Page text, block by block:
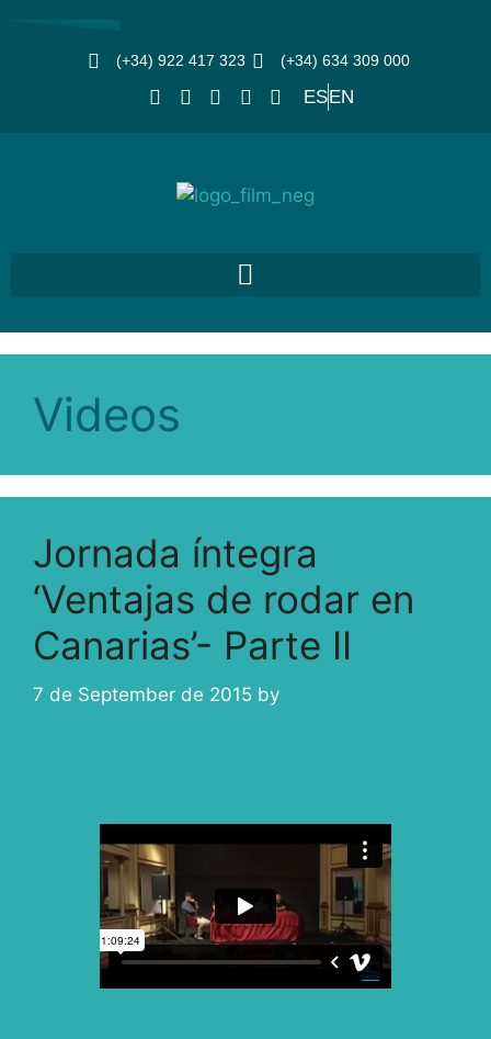
(+34) 922 417 323 (+34) 634 309 000
ESEN
Videos
Jornada íntegra
‘Ventajas de rodar en
Canarias’- Parte II
7 de September de 2015 by